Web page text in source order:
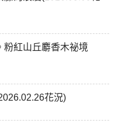
粉紅山丘麝香木祕境
花況)